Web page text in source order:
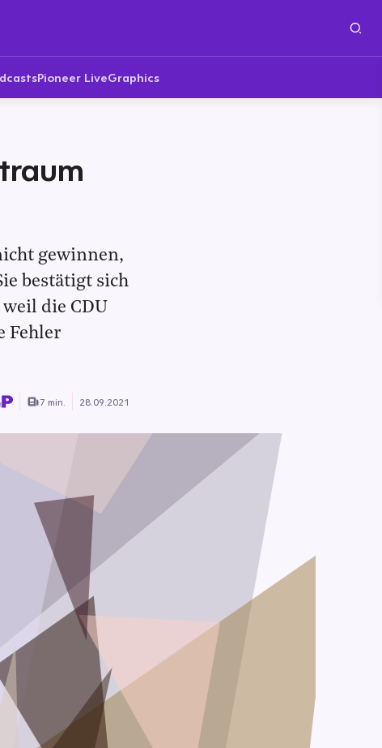
Pioneer LiveGraphics
gewinnen,
bestätigt sich
die CDU
Fehler
7 min. 28.09.2021